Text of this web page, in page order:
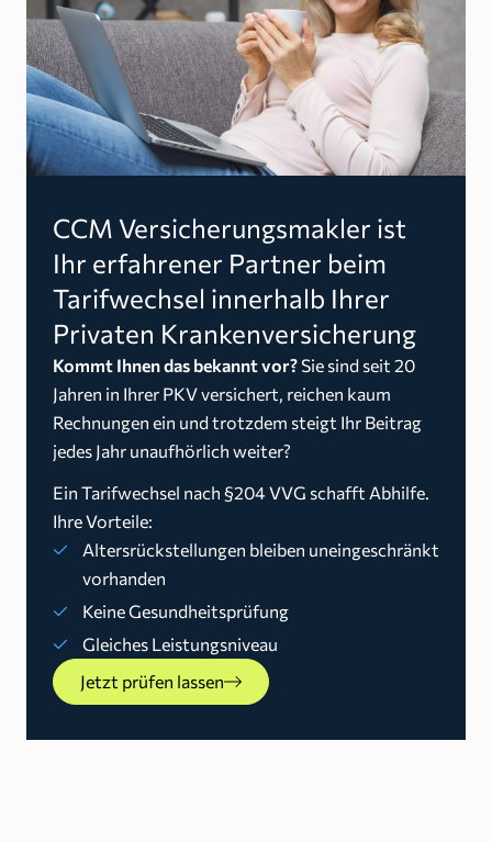
CCM Versicherungsmakler ist
Ihr erfahrener Partner beim
Tarifwechsel innerhalb Ihrer
Privaten Krankenversicherung
Kommt Ihnen das bekannt vor? Sie sind seit 20
Jahren in Ihrer PKV versichert, reichen kaum
Rechnungen ein und trotzdem steigt Ihr Beitrag
jedes Jahr unaufhörlich weiter?
Ein Tarifwechsel nach §204 VVG schafft Abhilfe.
Ihre Vorteile:
Altersrückstellungen bleiben uneingeschränkt
vorhanden
Keine Gesundheitsprüfung
Gleiches Leistungsniveau
Jetzt prüfen lassen